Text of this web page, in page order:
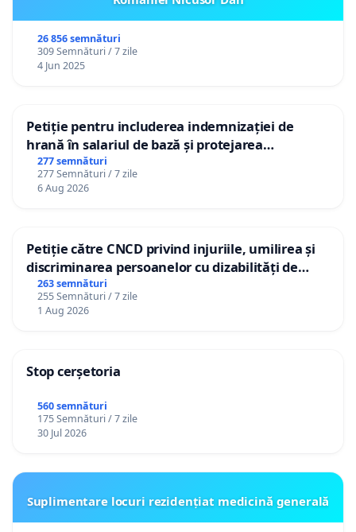
26 856 semnături
309 Semnături / 7 zile
4 Jun 2025
Petiție pentru includerea indemnizației de
hrană în salariul de bază și protejarea
gradațiilor de vechime pentru asistenții
personali
277 semnături
277 Semnături / 7 zile
6 Aug 2026
Petiție către CNCD privind injuriile, umilirea și
discriminarea persoanelor cu dizabilități de
către utilizatorul TikTok „Gorici”
263 semnături
255 Semnături / 7 zile
1 Aug 2026
Stop cerșetoria
560 semnături
175 Semnături / 7 zile
30 Jul 2026
Suplimentare locuri rezidențiat medicină generală